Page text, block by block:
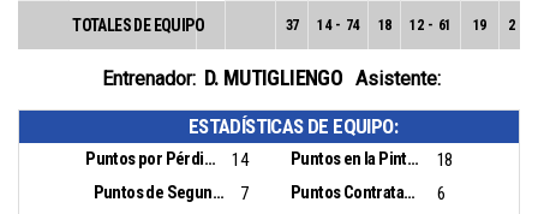
TOTALES DE EQUIPO 37 14 - 74 18 12 - 61 19 2
Entrenador: D. MUTIGLIENGO Asistente:
ESTADÍSTICAS DE EQUIPO:
Puntos por Pérdidas: 14 Puntos en la Pintura:
18
Puntos de Segunda Oportunidad:
7 Puntos Contrataque:
6